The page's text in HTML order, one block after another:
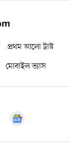
প্রথম আলো ট্রাস্ট
মোবাইল ভ্যাস